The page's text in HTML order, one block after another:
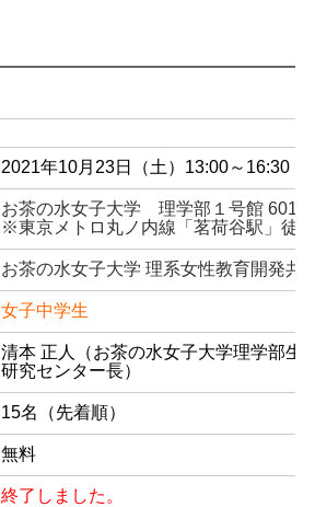
2021年10月23日（土）13:00～16:30
お茶の水女子大学 理学部１号館 601室
※東京メトロ丸ノ内線「茗荷谷駅」徒
お茶の水女子大学 理系女性教育開発共
女子中学生
清本 正人（お茶の水女子大学理学部生
研究センター長）
15名（先着順）
無料
終了しました。